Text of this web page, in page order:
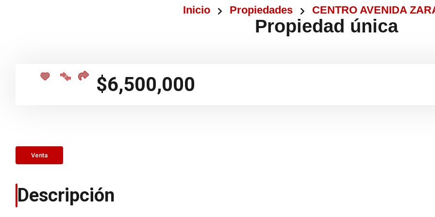
Inicio Propiedades CENTRO AVENIDA
Propiedad única
$6,500,000
Venta
Descripción